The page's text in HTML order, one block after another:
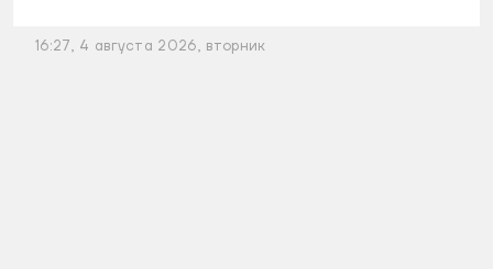
16:27, 4 августа 2026, вторник